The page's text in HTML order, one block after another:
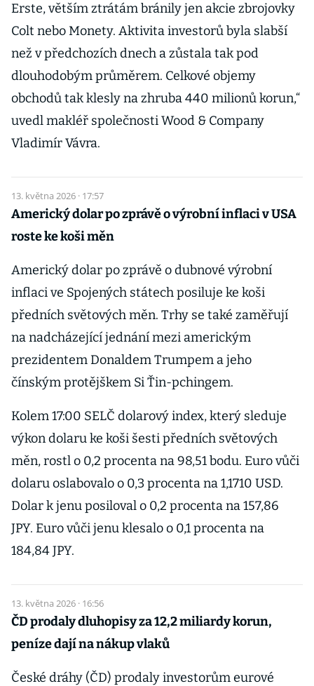
Erste, větším ztrátám bránily jen akcie zbrojovky
Colt nebo Monety. Aktivita investorů byla slabší
než v předchozích dnech a zůstala tak pod
dlouhodobým průměrem. Celkové objemy
obchodů tak klesly na zhruba 440 milionů korun,“
uvedl makléř společnosti Wood & Company
Vladimír Vávra.
13. května 2026 · 17:57
Americký dolar po zprávě o výrobní inflaci v USA
roste ke koši měn
Americký dolar po zprávě o dubnové výrobní
inflaci ve Spojených státech posiluje ke koši
předních světových měn. Trhy se také zaměřují
na nadcházející jednání mezi americkým
prezidentem Donaldem Trumpem a jeho
čínským protějškem Si Ťin-pchingem.
Kolem 17:00 SELČ dolarový index, který sleduje
výkon dolaru ke koši šesti předních světových
měn, rostl o 0,2 procenta na 98,51 bodu. Euro vůči
dolaru oslabovalo o 0,3 procenta na 1,1710 USD.
Dolar k jenu posiloval o 0,2 procenta na 157,86
JPY. Euro vůči jenu klesalo o 0,1 procenta na
184,84 JPY.
13. května 2026 · 16:56
ČD prodaly dluhopisy za 12,2 miliardy korun,
peníze dají na nákup vlaků
České dráhy (ČD) prodaly investorům eurové